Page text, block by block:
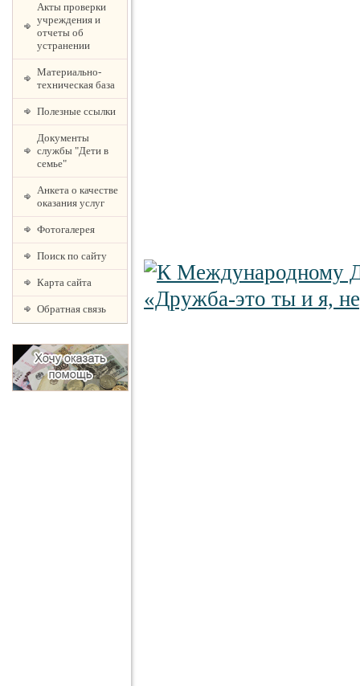
Акты проверки
учреждения и
отчеты об
устранении
Материально-
техническая база
Полезные ссылки
Документы
службы "Дети в
семье"
Анкета о качестве
оказания услуг
Фотогалерея
Поиск по сайту
Карта сайта
Обратная связь